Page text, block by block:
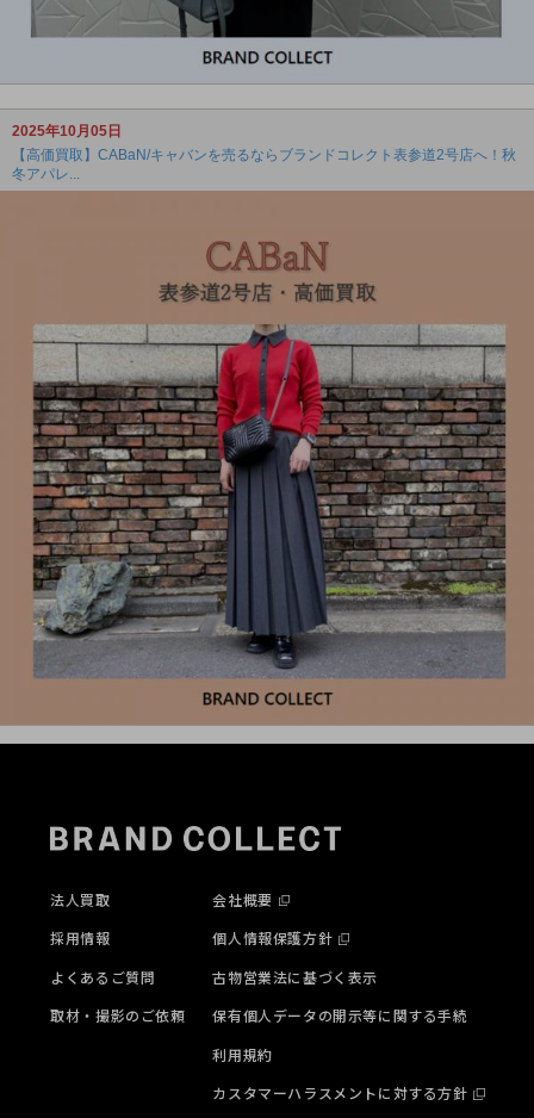
2025年10月05日
【高価買取】CABaN/キャバンを売るならブランドコレクト表参道2号店へ！秋
冬アパレ...
法人買取
採用情報
よくあるご質問
取材・撮影のご依頼
会社概要
個人情報保護方針
古物営業法に基づく表示
保有個人データの開示等に関する手続
利用規約
カスタマーハラスメントに対する方針